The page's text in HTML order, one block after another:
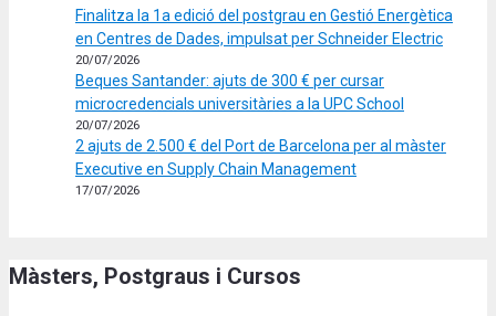
Finalitza la 1a edició del postgrau en Gestió Energètica
en Centres de Dades, impulsat per Schneider Electric
20/07/2026
Beques Santander: ajuts de 300 € per cursar
microcredencials universitàries a la UPC School
20/07/2026
2 ajuts de 2.500 € del Port de Barcelona per al màster
Executive en Supply Chain Management
17/07/2026
Màsters, Postgraus i Cursos